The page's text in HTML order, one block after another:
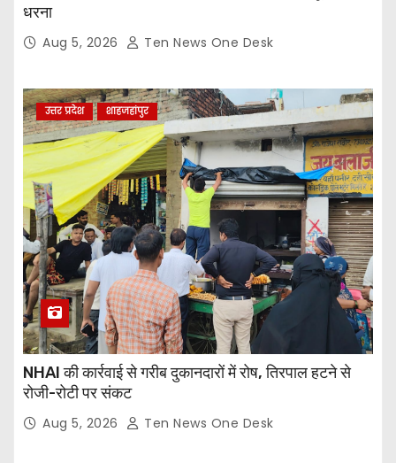
धरना
Aug 5, 2026 Ten News One Desk
उत्तर प्रदेश शाहजहांपुर
NHAI की कार्रवाई से गरीब दुकानदारों में रोष, तिरपाल हटने से
रोजी-रोटी पर संकट
Aug 5, 2026 Ten News One Desk